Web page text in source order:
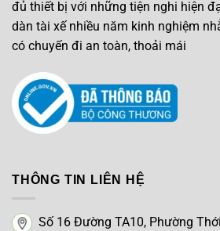
đủ thiết bị với những tiện nghi hiện
dàn tài xế nhiều năm kinh nghiệm
có chuyến đi an toàn, thoải mái
THÔNG TIN LIÊN HỆ
Số 16 Đường TA10, Phường